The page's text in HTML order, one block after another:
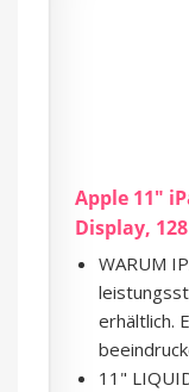
Apple 11"
Display,
WARUM
erhältlich.
11"